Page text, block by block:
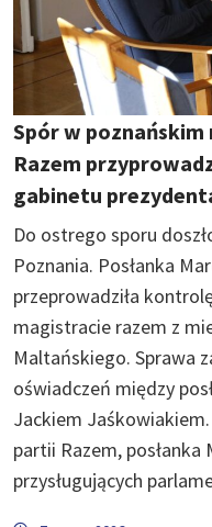
Spór w poznańskim
Razem
gabinetu
Do ostrego sporu
Poznania. Posłanka
przeprowadziła
magistracie razem z
Maltańskiego. Sprawa
oświadczeń między
Jackiem
partii Razem, posłanka
przysługujących